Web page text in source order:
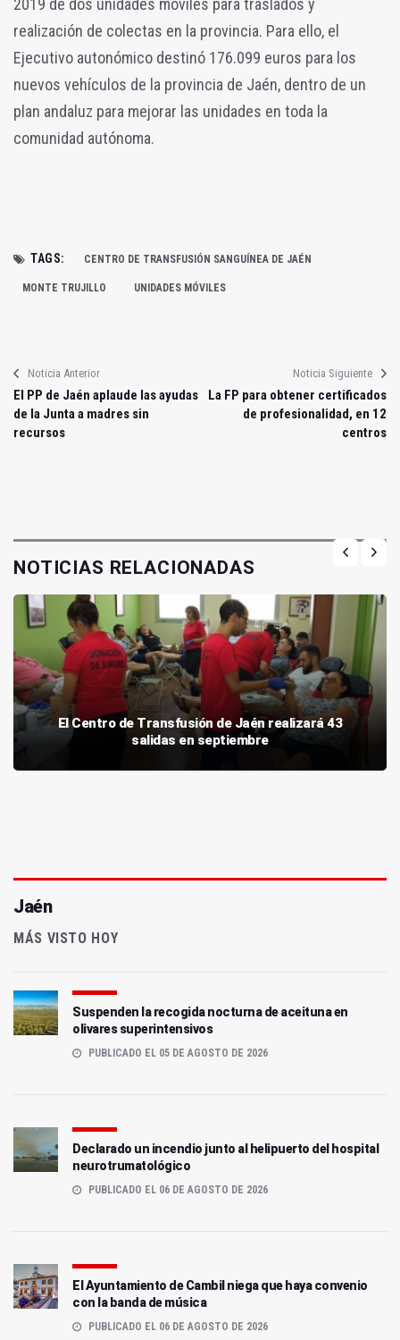
2019 de dos unidades móviles para traslados y
realización de colectas en la provincia. Para ello, el
Ejecutivo autonómico destinó 176.099 euros para los
nuevos vehículos de la provincia de Jaén, dentro de un
plan andaluz para mejorar las unidades en toda la
comunidad autónoma.
TAGS: CENTRO DE TRANSFUSIÓN SANGUÍNEA DE JAÉN
MONTE TRUJILLO UNIDADES MÓVILES
Noticia Anterior
El PP de Jaén aplaude las ayudas
de la Junta a madres sin
recursos
Noticia Siguiente
La FP para obtener certificados
de profesionalidad, en 12
centros
NOTICIAS RELACIONADAS
El Centro de Transfusión de Jaén realizará 43
salidas en septiembre
Jaén
MÁS VISTO HOY
Suspenden la recogida nocturna de aceituna en
olivares superintensivos
PUBLICADO EL 05 DE AGOSTO DE 2026
Declarado un incendio junto al helipuerto del hospital
neurotrumatológico
PUBLICADO EL 06 DE AGOSTO DE 2026
El Ayuntamiento de Cambil niega que haya convenio
con la banda de música
PUBLICADO EL 06 DE AGOSTO DE 2026